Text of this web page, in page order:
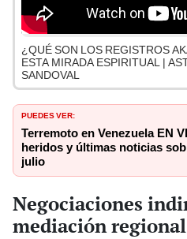
¿QUÉ SON LOS REGISTROS
ESTA MIRADA ESPIRITUAL |
SANDOVAL
PUEDES VER:
Terremoto en Venezuela EN
heridos y últimas noticias
julio
Negociaciones
mediación regional